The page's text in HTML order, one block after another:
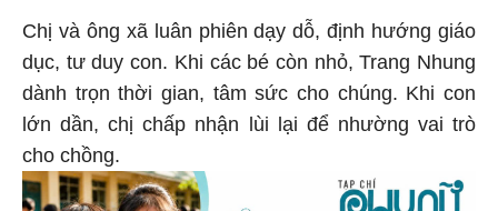
Chị và ông xã luân phiên dạy dỗ, định hướng giáo
dục, tư duy con. Khi các bé còn nhỏ, Trang Nhung
dành trọn thời gian, tâm sức cho chúng. Khi con
lớn dần, chị chấp nhận lùi lại để nhường vai trò
cho chồng.